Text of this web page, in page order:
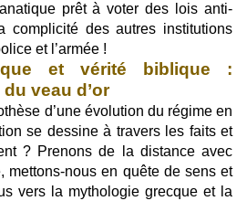
prêt à voter des lois anti-
complicité des autres institutions
et l’armée !
et vérité biblique :
du veau d’or
d’une évolution du régime en
se dessine à travers les faits et
? Prenons de la distance avec
mettons-nous en quête de sens et
vers la mythologie grecque et la